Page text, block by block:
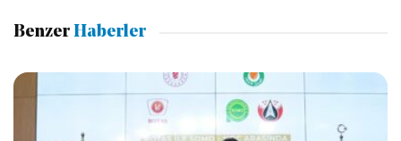
Benzer Haberler